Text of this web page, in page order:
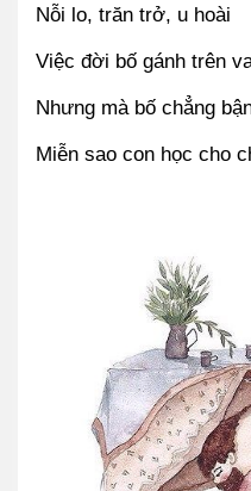
Nỗi lo, trăn trở, u hoài
Việc đời bố gánh trên
Nhưng mà bố chẳng
Miễn sao con học cho